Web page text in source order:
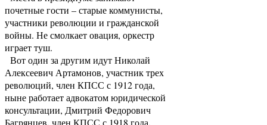
почетные гости – старые коммунисты,
участники революции и гражданской
войны. Не смолкает овация, оркестр
играет туш.
Вот один за другим идут Николай
Алексеевич Артамонов, участник трех
революций, член КПСС с 1912 года,
ныне работает адвокатом юридической
консультации, Дмитрий Федорович
Багрянцев, член КПСС с 1918 года,